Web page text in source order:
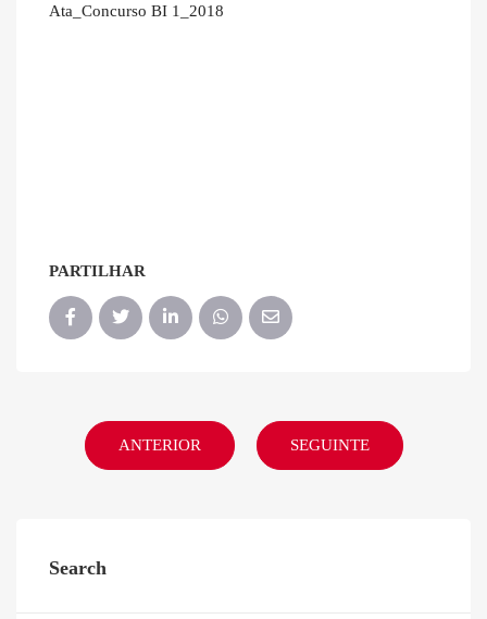
Ata_Concurso BI 1_2018
PARTILHAR
ANTERIOR SEGUINTE
Search